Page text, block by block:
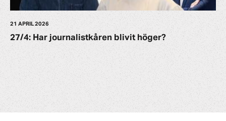
21 APRIL 2026
27/4: Har journalistkåren blivit höger?